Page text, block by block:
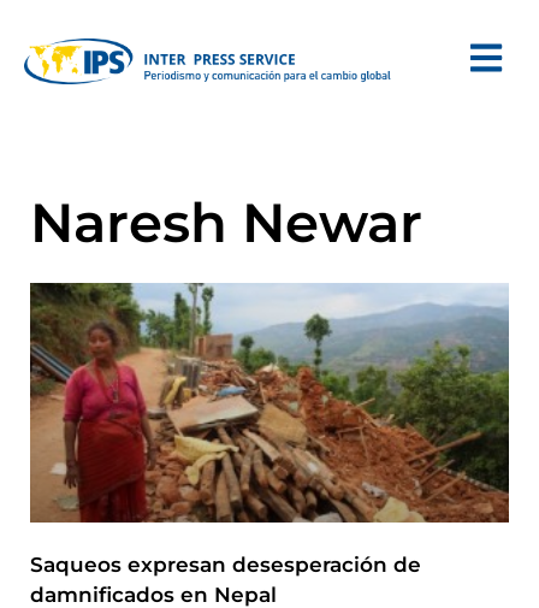
Naresh Newar
Saqueos expresan desesperación de
damnificados en Nepal